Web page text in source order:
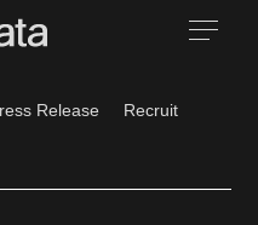
Release
Recruit